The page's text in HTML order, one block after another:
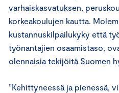
varhaiskasvatuksen,
korkeakoulujen kautta.
kustannuskilpailukyky että
työnantajien osaamistaso,
olennaisia tekijöitä Suomen
”Kehittyneessä ja pienessä,